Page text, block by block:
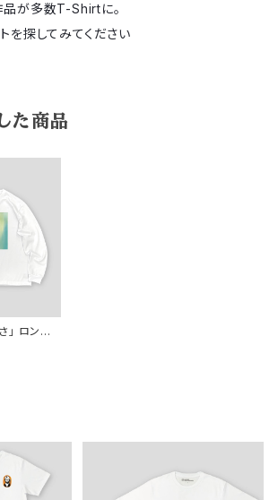
が多数T-Shirtに。
を探してみてください
た商品
ロング